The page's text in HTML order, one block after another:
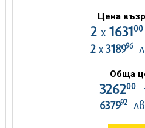
Цена
2 х 163100
2 х 318996
Обща
326200
637992